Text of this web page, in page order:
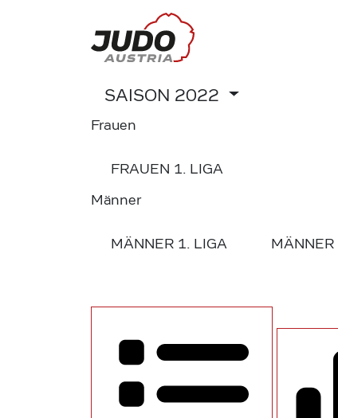
SAISON 2022
Frauen
FRAUEN 1. LIGA
Männer
MÄNNER 1. LIGA MÄNNER